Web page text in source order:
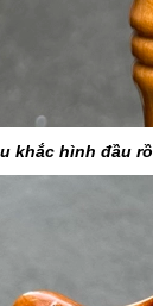
khắc hình đầu